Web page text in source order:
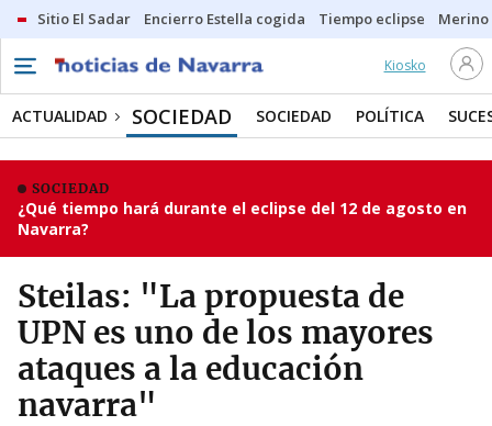
Sitio El Sadar Encierro Estella cogida Tiempo eclipse
Kiosko
ACTUALIDAD SOCIEDAD SOCIEDAD POLÍTICA
SOCIEDAD
¿Qué tiempo hará durante el eclipse del 12 de agosto en
Navarra?
Steilas: "La propuesta de
UPN es uno de los mayores
ataques a la educación
navarra"